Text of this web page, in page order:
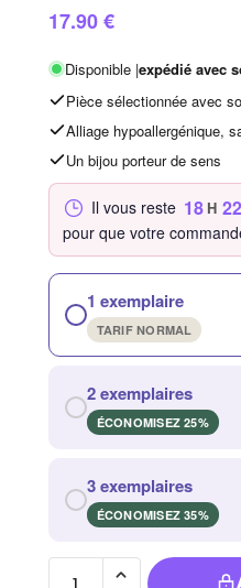
17.90€
Disponible |expédié avec
Pièce sélectionnée avec
Alliage hypoallergénique,
Un bijou porteur de sens
Il vous reste 18 H 22
pour que votre
1 exemplaire
TARIF NORMAL
2 exemplaires
ÉCONOMISEZ 25%
3 exemplaires
ÉCONOMISEZ 35%